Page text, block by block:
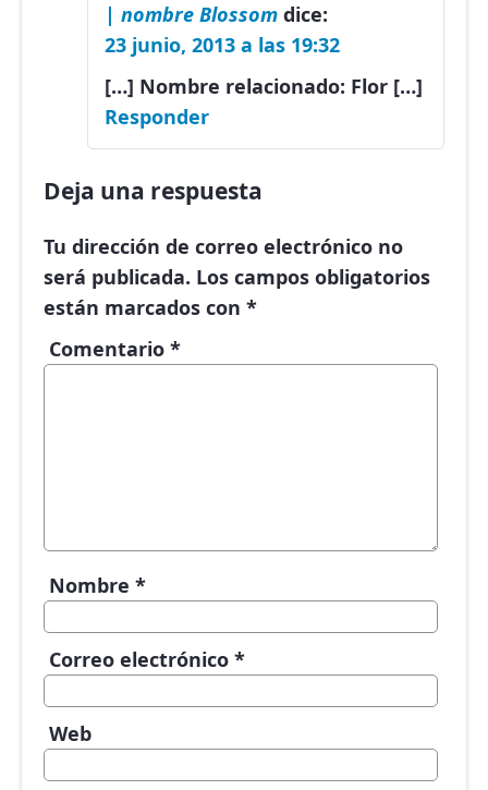
| nombre Blossom dice:
23 junio, 2013 a las 19:32
[…] Nombre relacionado: Flor […]
Responder
Deja una respuesta
Tu dirección de correo electrónico no
será publicada. Los campos obligatorios
están marcados con *
Comentario *
Nombre *
Correo electrónico *
Web